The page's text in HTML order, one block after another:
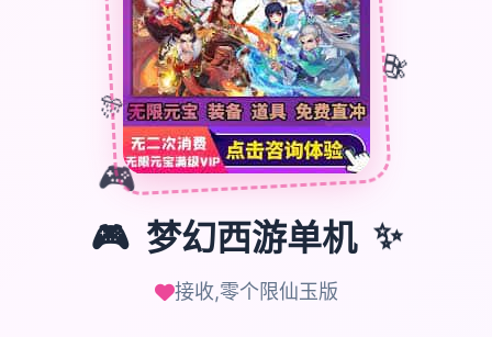
🎮
🎮 梦幻西游单机 ✨
接收,零个限仙玉版
🎊
🎁